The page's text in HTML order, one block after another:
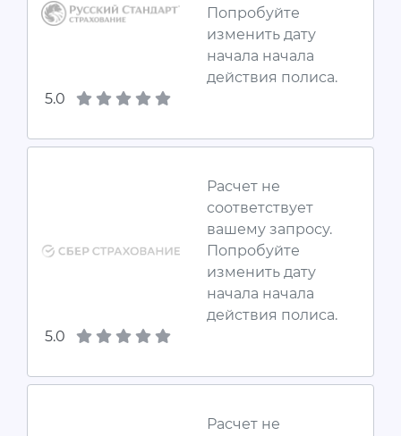
Попробуйте
изменить дату
начала начала
действия полиса.
5.0
Расчет не
соответствует
вашему запросу.
Попробуйте
изменить дату
начала начала
действия полиса.
5.0
Расчет не